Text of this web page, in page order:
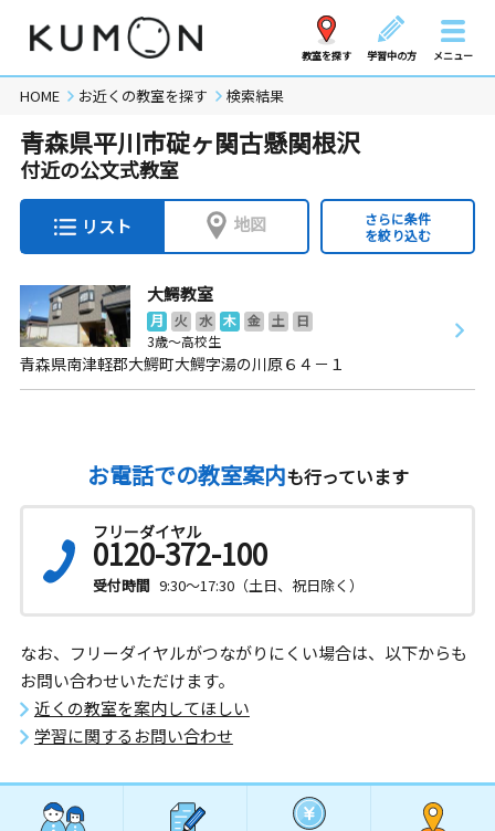
教室を探す 学習中の方 メニュー
HOME お近くの教室を探す 検索結果
青森県平川市碇ヶ関古懸関根沢
付近の公文式教室
リスト 地図
さらに条件
を絞り込む
大鰐教室
月 火 水 木 金 土
日
3歳～高校生
青森県南津軽郡大鰐町大鰐字湯の川原６４－１
お電話での教室案内も行っています
フリーダイヤル
0120-372-100
受付時間 9:30～17:30（土日、祝日除く）
なお、フリーダイヤルがつながりにくい場合は、以下からも
お問い合わせいただけます。
近くの教室を案内してほしい
学習に関するお問い合わせ